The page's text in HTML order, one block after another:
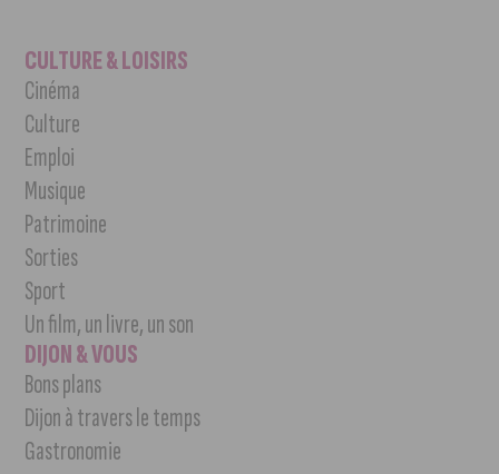
CULTURE & LOISIRS
Cinéma
Culture
Emploi
Musique
Patrimoine
Sorties
Sport
Un film, un livre, un son
DIJON & VOUS
Bons plans
Dijon à travers le temps
Gastronomie